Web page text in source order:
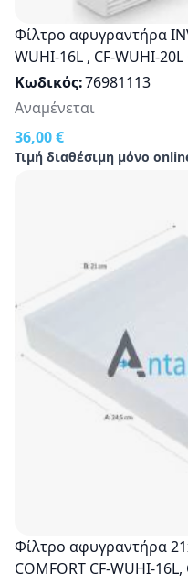
Φίλτρο αφυγραντήρα
WUHI-16L , CF-WUHI-
Κωδικός 76981113
36,00 €
Τιμή διαθέσιμη μόνο
Αναμένεται
Φίλτρο αφυγραντήρα
COMFORT CF-WUHI-